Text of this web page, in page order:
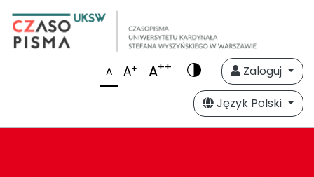
A A+ A++
Zaloguj
Język Polski